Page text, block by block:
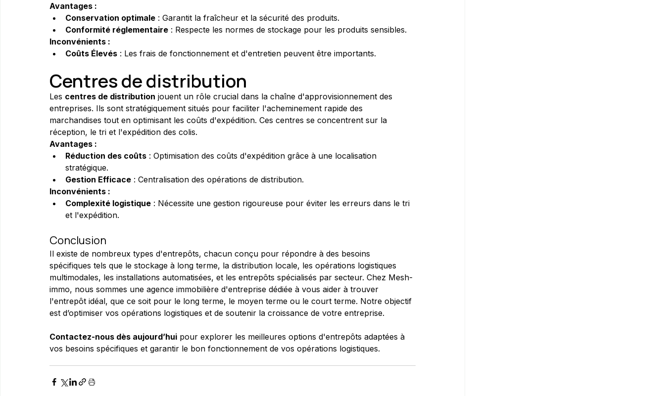
Avantages :
Conservation optimale : Garantit la fraîcheur et la sécurité des produits.
Conformité réglementaire : Respecte les normes de stockage pour les produits sensibles.
Inconvénients :
Coûts Élevés : Les frais de fonctionnement et d'entretien peuvent être importants.
Centres de distribution
Les centres de distribution jouent un rôle crucial dans la chaîne d'approvisionnement des
entreprises. Ils sont stratégiquement situés pour faciliter l'acheminement rapide des
marchandises tout en optimisant les coûts d'expédition. Ces centres se concentrent sur la
réception, le tri et l'expédition des colis.
Avantages :
Réduction des coûts : Optimisation des coûts d'expédition grâce à une localisation
stratégique.
Gestion Efficace : Centralisation des opérations de distribution.
Inconvénients :
Complexité logistique : Nécessite une gestion rigoureuse pour éviter les erreurs dans le tri
et l'expédition.
Conclusion
Il existe de nombreux types d'entrepôts, chacun conçu pour répondre à des besoins
spécifiques tels que le stockage à long terme, la distribution locale, les opérations logistiques
multimodales, les installations automatisées, et les entrepôts spécialisés par secteur. Chez Mesh-
immo, nous sommes une agence immobilière d'entreprise dédiée à vous aider à trouver
l'entrepôt idéal, que ce soit pour le long terme, le moyen terme ou le court terme. Notre objectif
est d’optimiser vos opérations logistiques et de soutenir la croissance de votre entreprise.
Contactez-nous dès aujourd’hui pour explorer les meilleures options d'entrepôts adaptées à
vos besoins spécifiques et garantir le bon fonctionnement de vos opérations logistiques.